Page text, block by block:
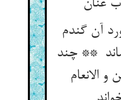
آن گندم
** چند
و الانعام